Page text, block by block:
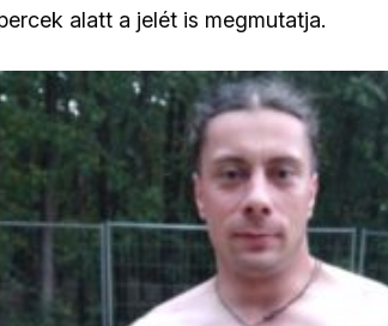
alatt a jelét is megmutatja.